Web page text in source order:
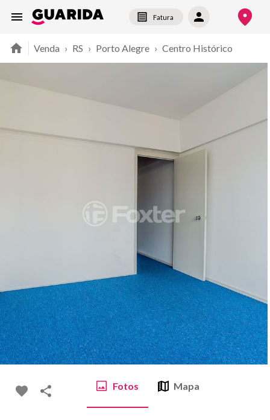
Fatura
Venda › RS › Porto Alegre › Centro Histórico
Fotos Mapa